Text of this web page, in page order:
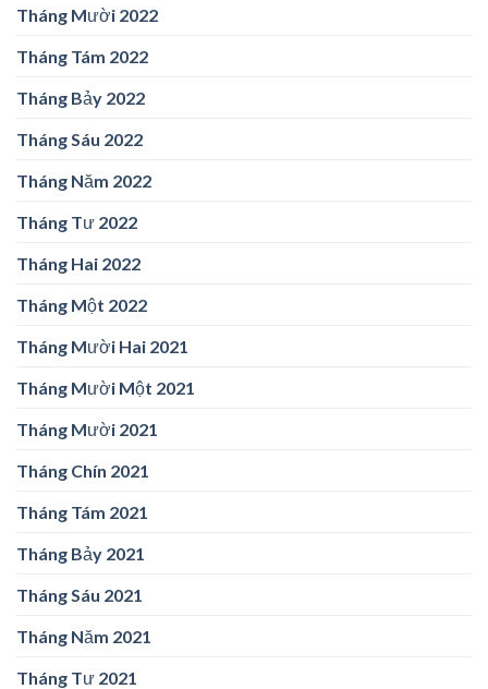
Tháng Mười 2022
Tháng Tám 2022
Tháng Bảy 2022
Tháng Sáu 2022
Tháng Năm 2022
Tháng Tư 2022
Tháng Hai 2022
Tháng Một 2022
Tháng Mười Hai 2021
Tháng Mười Một 2021
Tháng Mười 2021
Tháng Chín 2021
Tháng Tám 2021
Tháng Bảy 2021
Tháng Sáu 2021
Tháng Năm 2021
Tháng Tư 2021